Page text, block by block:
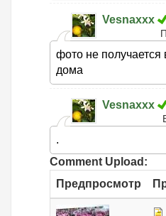
Vesnaxxx
фото не
дома
Vesnaxxx
.
Comment Upload:
Предпросмотр